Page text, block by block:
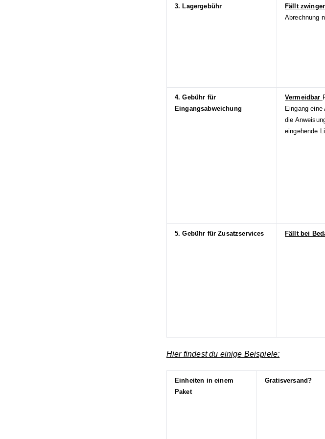
3. Lagergebühr
Fällt
Abrechnung
4. Gebühr für
Eingangsabweichung
Vermeidbar
Eingang
die
eingehende
5. Gebühr für Zusatzservices Fällt bei
Hier findest du einige Beispiele:
Einheiten in einem
Paket
Gratisversand?